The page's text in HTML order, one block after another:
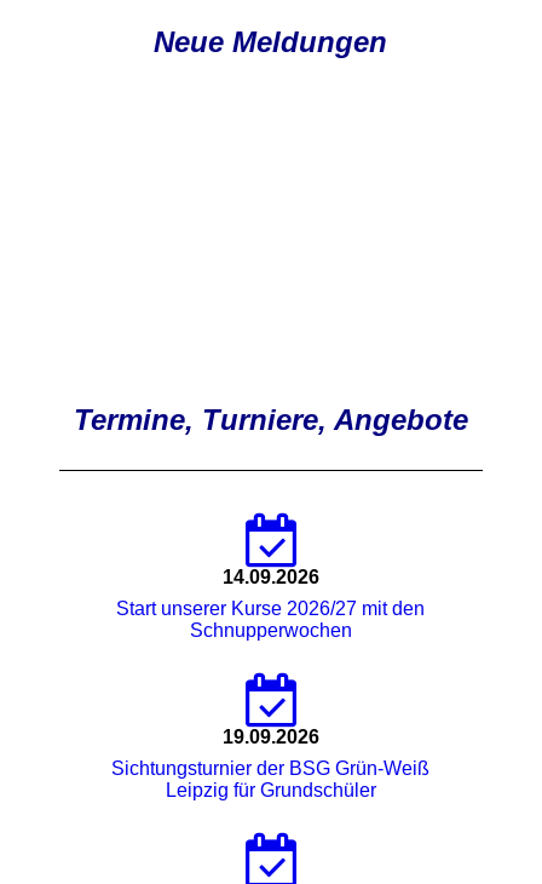
Neue Meldungen
Termine, Turniere, Angebote
14.09.2026
Start unserer Kurse 2026/27 mit den
Schnupperwochen
19.09.2026
Sichtungsturnier der BSG Grün-Weiß
Leipzig für Grundschüler